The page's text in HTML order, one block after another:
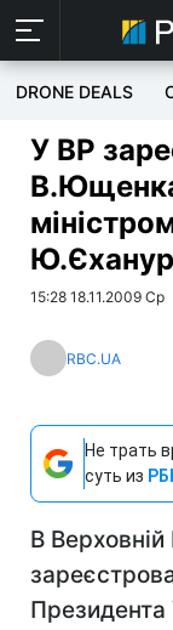
DRONE DEALS
У ВР
15:28 18.11.2009 Ср
RBC.UA
Не трать
суть из
В Верховній